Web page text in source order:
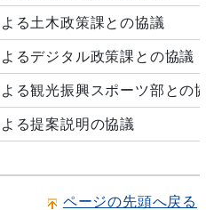
る土木政策課との協議
るデジタル政策課との協議
る観光振興スポーツ部との
る提案説明の協議
ページの先頭へ戻る